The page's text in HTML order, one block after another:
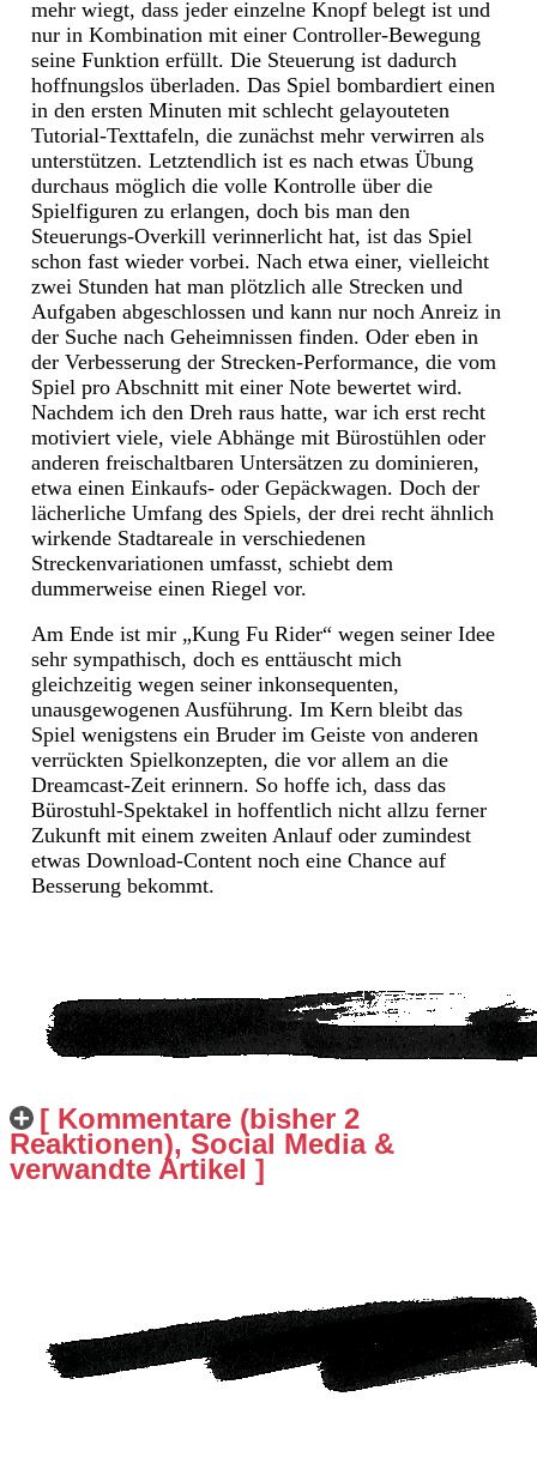
mehr wiegt, dass jeder einzelne Knopf belegt ist und
nur in Kombination mit einer Controller-Bewegung
seine Funktion erfüllt. Die Steuerung ist dadurch
hoffnungslos überladen. Das Spiel bombardiert einen
in den ersten Minuten mit schlecht gelayouteten
Tutorial-Texttafeln, die zunächst mehr verwirren als
unterstützen. Letztendlich ist es nach etwas Übung
durchaus möglich die volle Kontrolle über die
Spielfiguren zu erlangen, doch bis man den
Steuerungs-Overkill verinnerlicht hat, ist das Spiel
schon fast wieder vorbei. Nach etwa einer, vielleicht
zwei Stunden hat man plötzlich alle Strecken und
Aufgaben abgeschlossen und kann nur noch Anreiz in
der Suche nach Geheimnissen finden. Oder eben in
der Verbesserung der Strecken-Performance, die vom
Spiel pro Abschnitt mit einer Note bewertet wird.
Nachdem ich den Dreh raus hatte, war ich erst recht
motiviert viele, viele Abhänge mit Bürostühlen oder
anderen freischaltbaren Untersätzen zu dominieren,
etwa einen Einkaufs- oder Gepäckwagen. Doch der
lächerliche Umfang des Spiels, der drei recht ähnlich
wirkende Stadtareale in verschiedenen
Streckenvariationen umfasst, schiebt dem
dummerweise einen Riegel vor.
Am Ende ist mir „Kung Fu Rider“ wegen seiner Idee
sehr sympathisch, doch es enttäuscht mich
gleichzeitig wegen seiner inkonsequenten,
unausgewogenen Ausführung. Im Kern bleibt das
Spiel wenigstens ein Bruder im Geiste von anderen
verrückten Spielkonzepten, die vor allem an die
Dreamcast-Zeit erinnern. So hoffe ich, dass das
Bürostuhl-Spektakel in hoffentlich nicht allzu ferner
Zukunft mit einem zweiten Anlauf oder zumindest
etwas Download-Content noch eine Chance auf
Besserung bekommt.
[ Kommentare (bisher 2
Reaktionen), Social Media &
verwandte Artikel ]